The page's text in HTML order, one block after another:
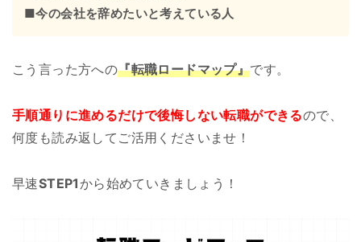
■今の会社を辞めたいと考えている人
こう言った方への『転職ロードマップ』です。
手順通りに進めるだけで後悔しない転職ができるので、
何度も読み返してご活用くださいませ！
早速STEP1から始めていきましょう！